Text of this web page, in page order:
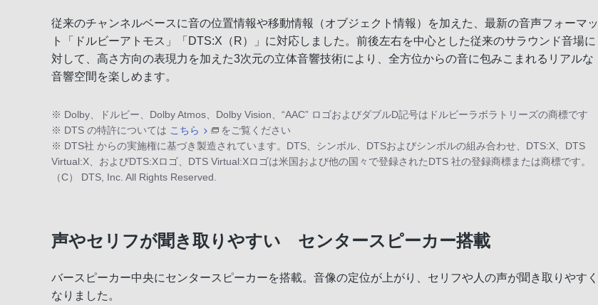
従来のチャンネルベースに音の位置情報や移動情報（オブジェクト情報）を加えた、最新の音声フォーマッ
ト「ドルビーアトモス」「DTS:X（R）」に対応しました。前後左右を中心とした従来のサラウンド音場に
対して、高さ方向の表現力を加えた3次元の立体音響技術により、全方位からの音に包みこまれるリアルな
音響空間を楽しめます。
※ Dolby、ドルビー、Dolby Atmos、Dolby Vision、“AAC” ロゴおよびダブルD記号はドルビーラボラトリーズの商標です
※ DTS の特許については こちら
をご覧ください
※ DTS社 からの実施権に基づき製造されています。DTS、シンボル、DTSおよびシンボルの組み合わせ、DTS:X、DTS
Virtual:X、およびDTS:Xロゴ、DTS Virtual:Xロゴは米国および他の国々で登録されたDTS 社の登録商標または商標です。
（C） DTS, Inc. All Rights Reserved.
声やセリフが聞き取りやすい センタースピーカー搭載
バースピーカー中央にセンタースピーカーを搭載。音像の定位が上がり、セリフや人の声が聞き取りやすく
なりました。